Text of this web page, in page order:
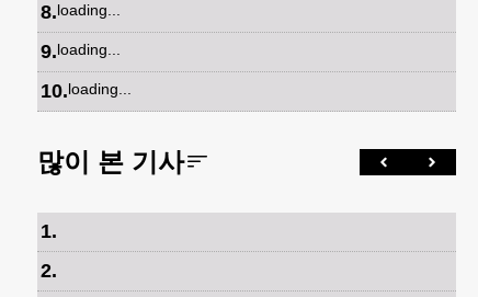
8.loading...
9.loading...
10.loading...
많이 본 기사
1.
2.